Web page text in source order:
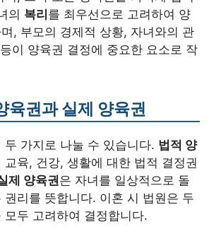
의 복리를 최우선으로 고려하여 양
, 부모의 경제적 상황, 자녀와의 관
이 양육권 결정에 중요한 요소로 작
육권과 실제 양육권
두 가지로 나눌 수 있습니다. 법적 양
교육, 건강, 생활에 대한 법적 결정권
제 양육권은 자녀를 일상적으로 돌
권리를 뜻합니다. 이혼 시 법원은 두
모두 고려하여 결정합니다.